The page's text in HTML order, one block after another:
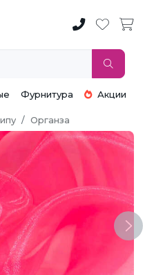
Фурнитура Акции
Органза